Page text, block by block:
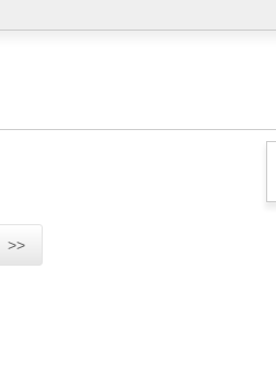
>>